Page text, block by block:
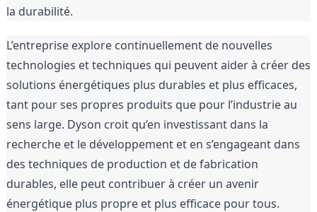
la durabilité.
L’entreprise explore continuellement de nouvelles
technologies et techniques qui peuvent aider à créer des
solutions énergétiques plus durables et plus efficaces,
tant pour ses propres produits que pour l’industrie au
sens large. Dyson croit qu’en investissant dans la
recherche et le développement et en s’engageant dans
des techniques de production et de fabrication
durables, elle peut contribuer à créer un avenir
énergétique plus propre et plus efficace pour tous.